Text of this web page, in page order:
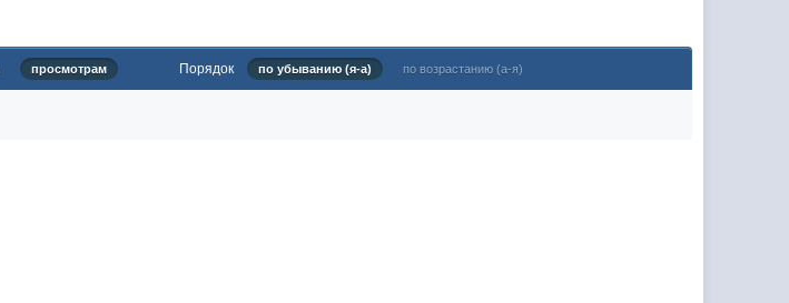
просмотрам Порядок по убыванию (я-а) по возрастанию (а-я)